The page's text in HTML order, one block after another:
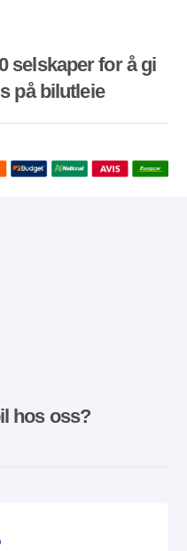
selskaper for å gi
på bilutleie
hos oss?